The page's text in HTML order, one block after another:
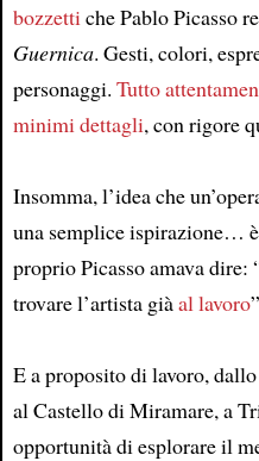
bozzettiche Pablo Picasso
Guernica. Gesti, colori,
personaggi. Tutto
minimi dettagli, con rigore
Insomma, l’idea che
una semplice ispirazione…
proprio Picasso amava dire:
trovare l’artista giàal lavoro
E a proposito di lavoro,
al Castello di Miramare, a
opportunità di esplorare il